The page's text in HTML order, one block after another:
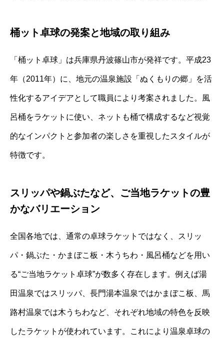
桶ット卓球の発案と地域の取り組み
「桶ット卓球」は兵庫県丹波篠山市が発祥です。平成23
年（2011年）に、地元の温泉施設「ぬくもりの郷」を活
性化するアイデアとして職員により考案されました。風
呂桶をラケットに使い、ネットも桶で構成するなど視覚
的なインパクトと参加者の楽しさを重視したスタイルが
特徴です。
スリッパや鍋ぶたなど、ご当地ラケットの豊
かなバリエーション
全国各地では、通常の卓球ラケットではなく、スリッ
パ・鍋ぶた・かまぼこ板・木うちわ・風呂桶などを用い
る“ご当地ラケット卓球”が数多く存在します。例えば湯
田温泉ではスリッパ、長門湯本温泉ではかまぼこ板、馬
路村温泉では木うちわなど、それぞれ地域の特色を反映
したラケットが使われています。これにより温泉卓球の